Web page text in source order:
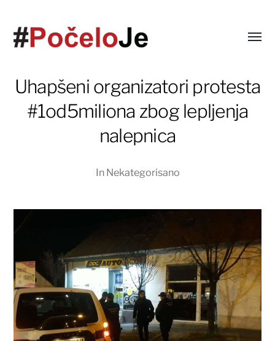
Uhapšeni organizatori protesta
#1od5miliona zbog lepljenja
nalepnica
In Nekategorisano